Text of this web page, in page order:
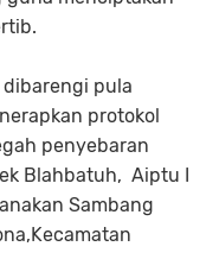
dibarengi pula
protokol
penyebaran
Blahbatuh, Aiptu I
Sambang